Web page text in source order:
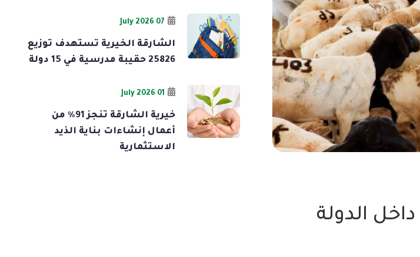
07 July 2026
الشارقة الخيرية تستهدف توزيع
25826 حقيبة مدرسية في 15 دولة
01 July 2026
خيرية الشارقة تنجز 91% من
أعمال إنشاءات بناية الذيد
الاستثمارية